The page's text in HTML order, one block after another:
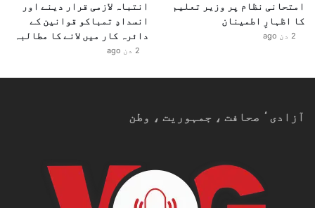
امتحانی نظام پر وزیر تعلیم
کا اظہارِ اطمینان
2 دن ago
انتباہ لازمی قرار دینے اور
انسدادِ تمباکو قوانین کے
دائرہ کار میں لانے کا مطالبہ
2 دن ago
آزادیٴ صحافت ، جمہوریت ، وطن